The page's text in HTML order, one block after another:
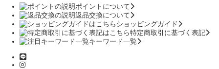
ポイントについて
返品交換について
ショッピングガイド
特定商取引に基づく表記
キーワード一覧